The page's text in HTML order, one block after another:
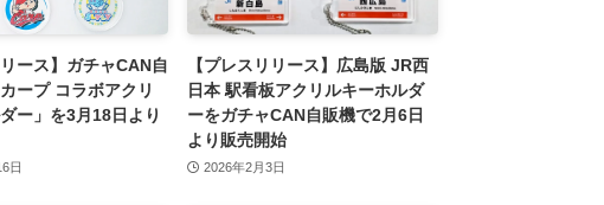
リース】ガチャCAN自
ープ コラボアクリ
ー」を3月18日より
日
【プレスリリース】広島版 JR西
日本 駅看板アクリルキーホルダ
ーをガチャCAN自販機で2月6日
より販売開始
2026年2月3日